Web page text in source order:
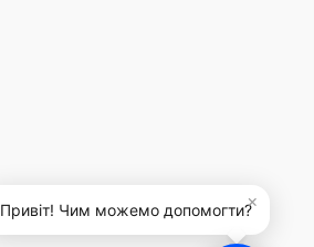
×
Привіт! Чим можемо допомогти?